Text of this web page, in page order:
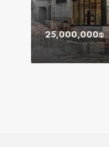
25,000,000₪